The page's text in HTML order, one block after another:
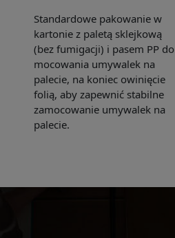
Standardowe pakowanie w
kartonie z paletą sklejkową
(bez fumigacji) i pasem PP do
mocowania umywalek na
palecie, na koniec owinięcie
folią, aby zapewnić stabilne
zamocowanie umywalek na
palecie.